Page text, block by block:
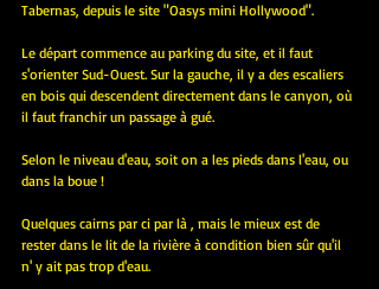
Tabernas, depuis le site "Oasys mini Hollywood".
Le départ commence au parking du site, et il faut
s'orienter Sud-Ouest. Sur la gauche, il y a des escaliers
en bois qui descendent directement dans le canyon, où
il faut franchir un passage à gué.
Selon le niveau d'eau, soit on a les pieds dans l'eau, ou
dans la boue !
Quelques cairns par ci par là , mais le mieux est de
rester dans le lit de la rivière à condition bien sûr qu'il
n' y ait pas trop d'eau.